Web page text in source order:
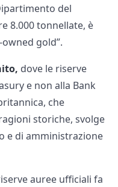
del
8.000 tonnellate, è
gold”.
dove le riserve
e non alla Bank
che
storiche, svolge
e di amministrazione
auree ufficiali fa